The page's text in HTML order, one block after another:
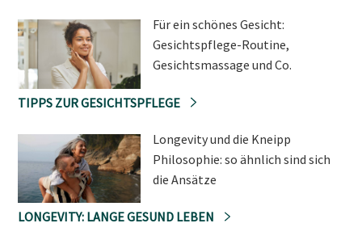
Für ein schönes Gesicht:
Gesichtspflege-Routine,
Gesichtsmassage und Co.
TIPPS ZUR GESICHTSPFLEGE
Longevity und die Kneipp
Philosophie: so ähnlich sind sich
die Ansätze
LONGEVITY: LANGE GESUND LEBEN